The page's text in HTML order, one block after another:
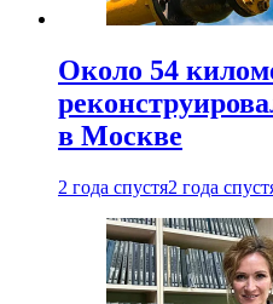
Около 54
в Москве
2 года спустя2 года